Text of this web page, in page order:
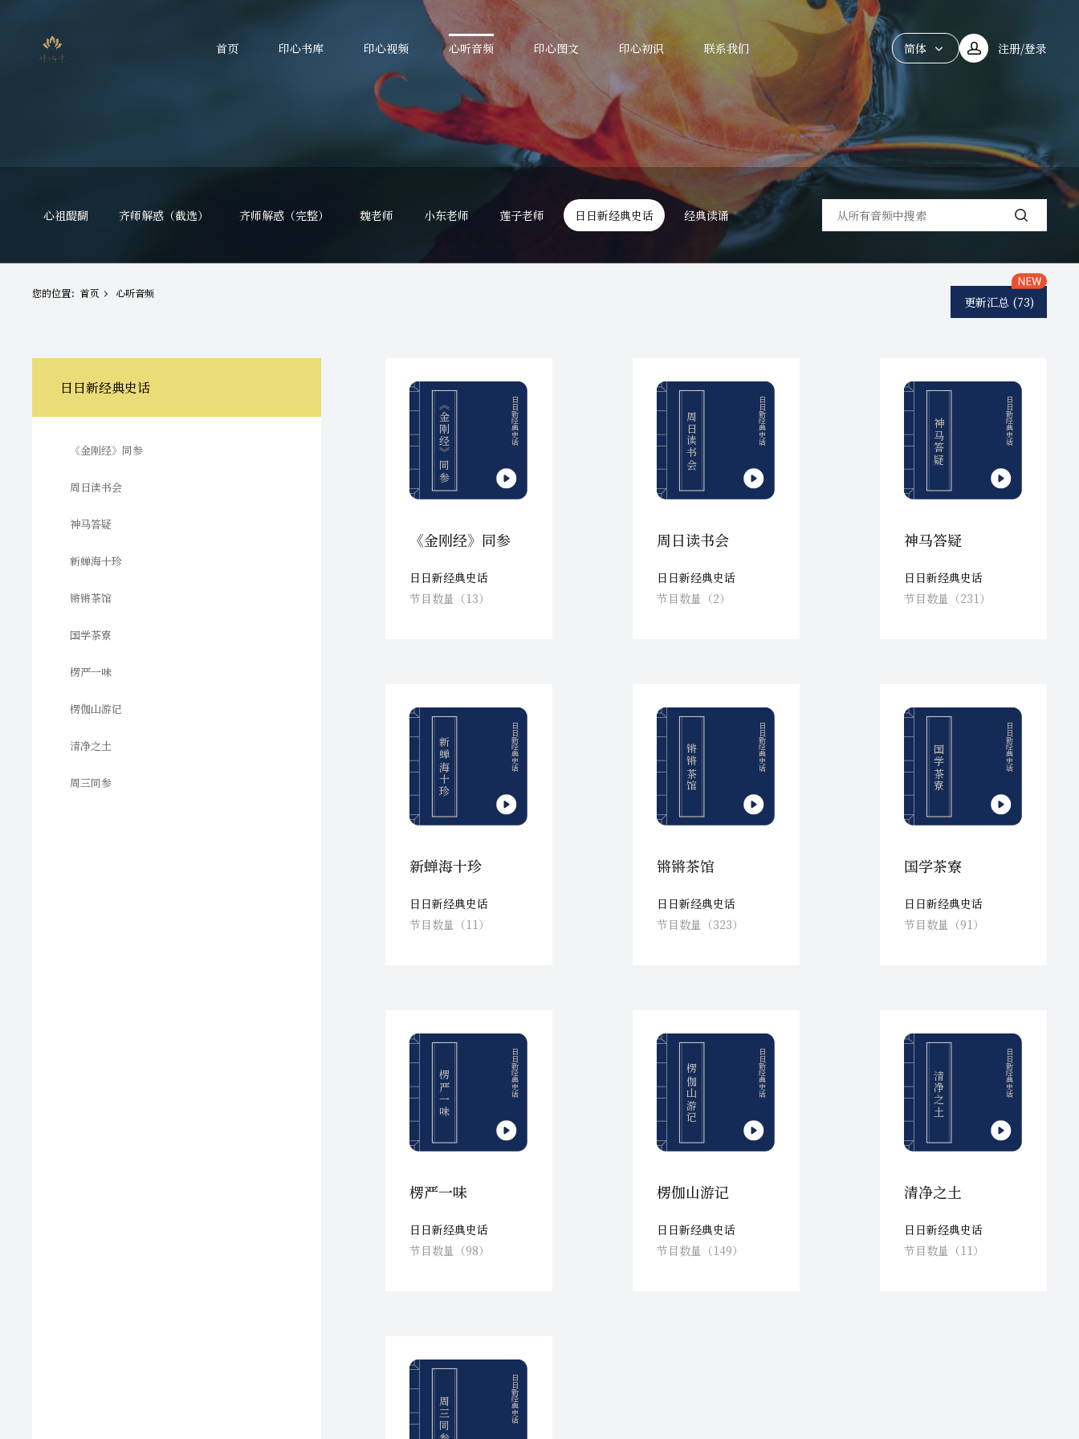
首页 印心书库 印心视频 心听音频 印心图文 印心初识 联系我们
简体
注册/登录
心祖醍醐 齐师解惑（截选） 齐师解惑（完整） 魏老师 小东老师 莲子老师 日日新经典史话 经典读诵
您的位置： 首页 心听音频
更新汇总 (73)
日日新经典史话
《金刚经》同参
周日读书会
神马答疑
新蝉海十珍
锵锵茶馆
国学茶寮
楞严一味
楞伽山游记
清净之土
周三同参
《金刚经》同参 日日新经典史话
《金刚经》同参
日日新经典史话
节目数量（13）
周日读书会 日日新经典史话
周日读书会
日日新经典史话
节目数量（2）
神马答疑 日日新经典史话
神马答疑
日日新经典史话
节目数量（231）
新蝉海十珍 日日新经典史话
新蝉海十珍
日日新经典史话
节目数量（11）
锵锵茶馆 日日新经典史话
锵锵茶馆
日日新经典史话
节目数量（323）
国学茶寮 日日新经典史话
国学茶寮
日日新经典史话
节目数量（91）
楞严一味 日日新经典史话
楞严一味
日日新经典史话
节目数量（98）
楞伽山游记 日日新经典史话
楞伽山游记
日日新经典史话
节目数量（149）
清净之土 日日新经典史话
清净之土
日日新经典史话
节目数量（11）
周三同参 日日新经典史话